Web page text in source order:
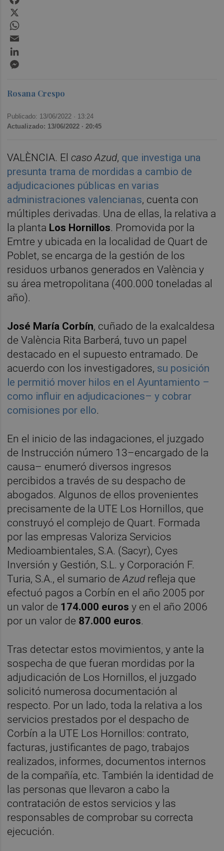
Rosana Crespo
Publicado: 13/06/2022 · 13:24
Actualizado: 13/06/2022 · 20:45
VALÈNCIA. Elcaso Azud, que investiga una
presunta trama de mordidas a cambio de
adjudicaciones públicas en varias
administraciones valencianas, cuenta con
múltiples derivadas. Una de ellas, la relativa a
la planta Los Hornillos. Promovida por la
Emtre y ubicada en la localidad de Quart de
Poblet, se encarga de la gestión de los
residuos urbanos generados en València y
su área metropolitana (400.000 toneladas al
año).
José María Corbín, cuñado de la exalcaldesa
de València Rita Barberá, tuvo un papel
destacado en el supuesto entramado. De
acuerdo con los investigadores, su posición
le permitió mover hilos en el Ayuntamiento –
como influir en adjudicaciones– y cobrar
comisiones por ello.
En el inicio de las indagaciones, el juzgado
de Instrucción número 13–encargado de la
causa– enumeró diversos ingresos
percibidos a través de su despacho de
abogados. Algunos de ellos provenientes
precisamente de la UTE Los Hornillos, que
construyó el complejo de Quart. Formada
por las empresas Valoriza Servicios
Medioambientales, S.A. (Sacyr), Cyes
Inversión y Gestión, S.L. y Corporación F.
Turia, S.A., el sumario deAzudrefleja que
efectuó pagos a Corbín en el año 2005 por
un valor de 174.000 euros y en el año 2006
por un valor de 87.000 euros.
Tras detectar estos movimientos, y ante la
sospecha de que fueran mordidas por la
adjudicación de Los Hornillos, el juzgado
solicitó numerosa documentación al
respecto. Por un lado, toda la relativa a los
servicios prestados por el despacho de
Corbín a la UTE Los Hornillos: contrato,
facturas, justificantes de pago, trabajos
realizados, informes, documentos internos
de la compañía, etc. También la identidad de
las personas que llevaron a cabo la
contratación de estos servicios y las
responsables de comprobar su correcta
ejecución.